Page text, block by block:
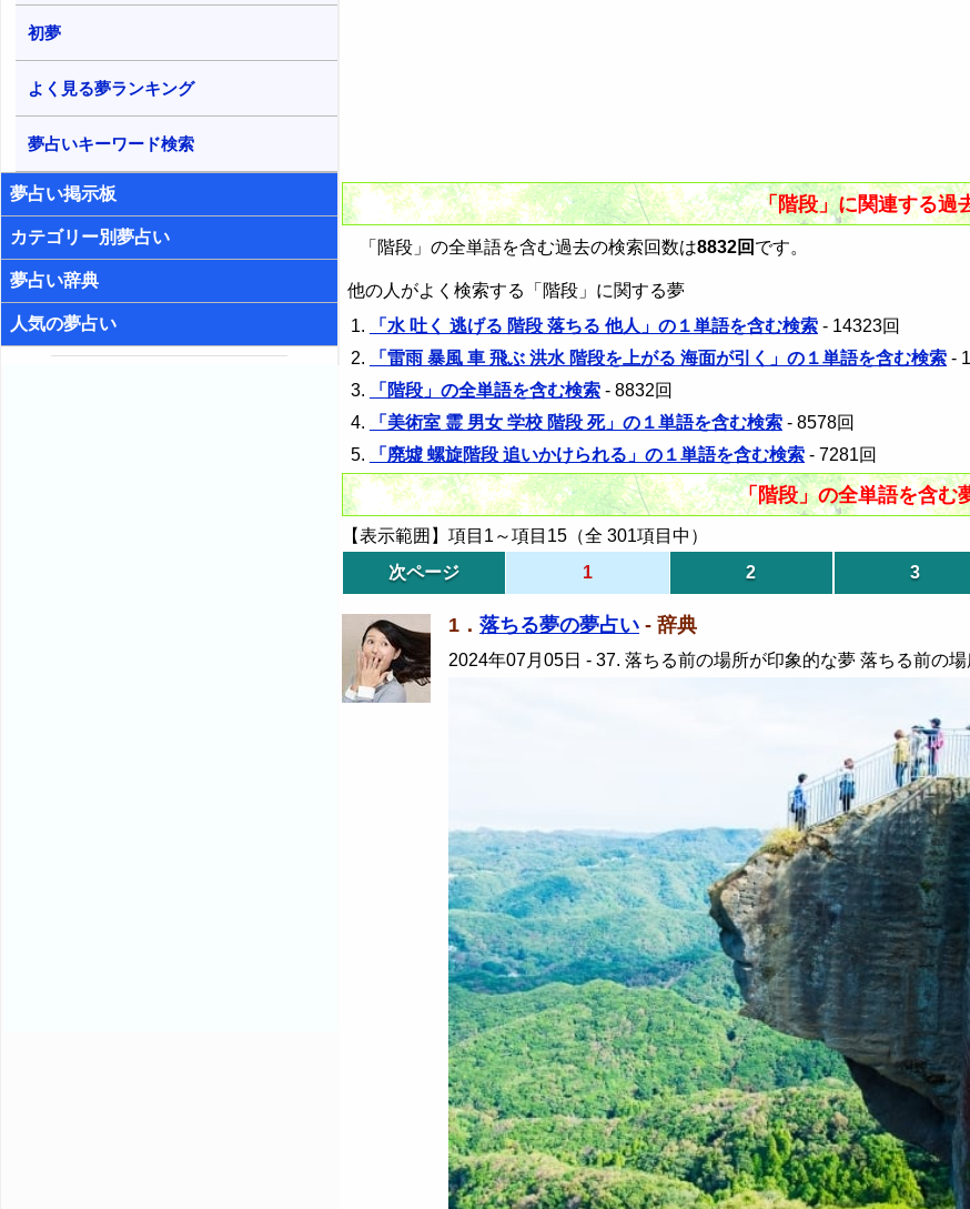
初夢
よく見る夢ランキング
夢占いキーワード検索
夢占い掲示板
カテゴリー別夢占い
夢占い辞典
人気の夢占い
「階段」に関連する過
「階段」の全単語を含む過去の検索回数は8832回 です。
他の人がよく検索する「階段」に関する夢
「水 吐く 逃げる 階段 落ちる 他人」の１単語を含む検索 - 14323回
「雷雨 暴風 車 飛ぶ 洪水 階段を上がる 海面が引く」の１単語を含む検索 -
「階段」の全単語を含む検索 - 8832回
「美術室 霊 男女 学校 階段 死」の１単語を含む検索 - 8578回
「廃墟 螺旋階段 追いかけられる」の１単語を含む検索 - 7281回
「階段」の全単語を含む
【表示範囲】項目1～項目15（全 301項目中）
次ページ
1 2 3
1． 落ちる夢の夢占い - 辞典
2024年07月05日 - 37. 落ちる前の場所が印象的な夢 落ちる前の